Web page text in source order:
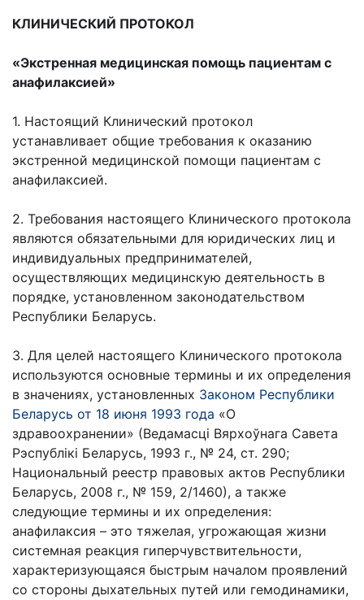
КЛИНИЧЕСКИЙ ПРОТОКОЛ
«Экстренная медицинская помощь пациентам с
анафилаксией»
1. Настоящий Клинический протокол
устанавливает общие требования к оказанию
экстренной медицинской помощи пациентам с
анафилаксией.
2. Требования настоящего Клинического протокола
являются обязательными для юридических лиц и
индивидуальных предпринимателей,
осуществляющих медицинскую деятельность в
порядке, установленном законодательством
Республики Беларусь.
3. Для целей настоящего Клинического протокола
используются основные термины и их определения
в значениях, установленных Законом Республики
Беларусь от 18 июня 1993 года «О
здравоохранении» (Ведамасцi Вярхоўнага Савета
Рэспублiкi Беларусь, 1993 г., № 24, ст. 290;
Национальный реестр правовых актов Республики
Беларусь, 2008 г., № 159, 2/1460), а также
следующие термины и их определения:
анафилаксия – это тяжелая, угрожающая жизни
системная реакция гиперчувствительности,
характеризующаяся быстрым началом проявлений
со стороны дыхательных путей или гемодинамики,